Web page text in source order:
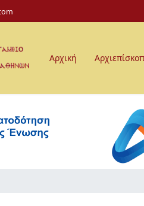
Αρχική